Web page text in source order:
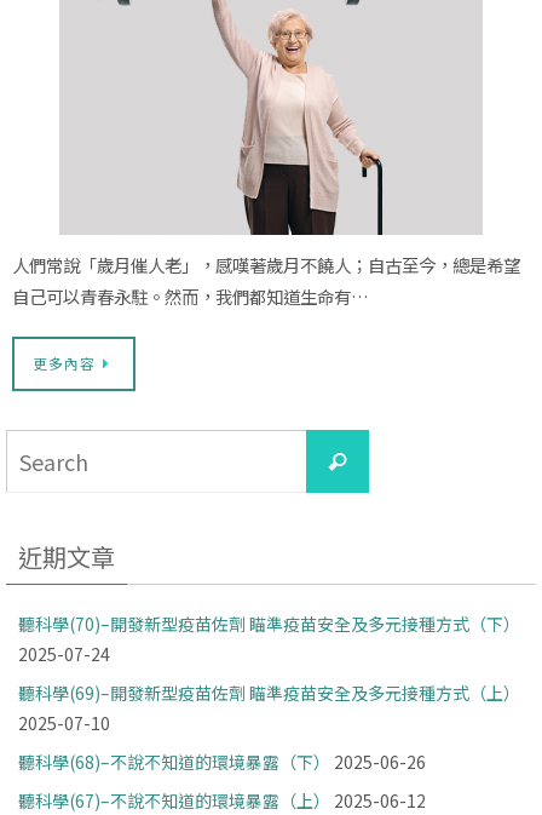
人們常說「歲月催人老」，感嘆著歲月不饒人；自古至今，總是希望
自己可以青春永駐。然而，我們都知道生命有…
更多內容
Search
近期文章
聽科學(70)–開發新型疫苗佐劑 瞄準疫苗安全及多元接種方式（下）
2025-07-24
聽科學(69)–開發新型疫苗佐劑 瞄準疫苗安全及多元接種方式（上）
2025-07-10
聽科學(68)–不說不知道的環境暴露（下）
2025-06-26
聽科學(67)–不說不知道的環境暴露（上）
2025-06-12